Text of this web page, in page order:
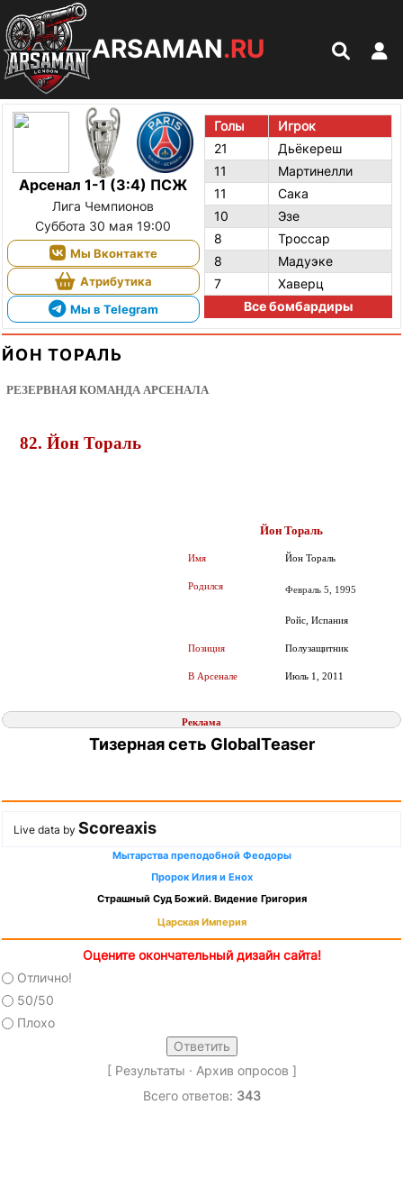
ARSAMAN.RU
Арсенал 1-1 (3:4) ПСЖ
Лига Чемпионов
Суббота 30 мая 19:00
Мы Вконтакте
Атрибутика
Мы в Telegram
Голы
Игрок
21
Дьёкереш
11
Мартинелли
11
Сака
10
Эзе
8
Троссар
8
Мадуэке
7
Хаверц
Все бомбардиры
ЙОН ТОРАЛЬ
РЕЗЕРВНАЯ КОМАНДА АРСЕНАЛА
82. Йон Тораль
Йон Тораль
Имя Йон Тораль
Родился Февраль 5, 1995
Ройс, Испания
Позиция Полузащитник
В Арсенале Июль 1, 2011
Реклама
Тизерная сеть GlobalTeaser
Live data by Scoreaxis
Мытарства преподобной Феодоры
Пророк Илия и Енох
Страшный Суд Божий. Видение Григория
Царская Империя
Оцените окончательный дизайн сайта!
Отлично!
50/50
Плохо
[ Результаты · Архив опросов ]
Всего ответов: 343